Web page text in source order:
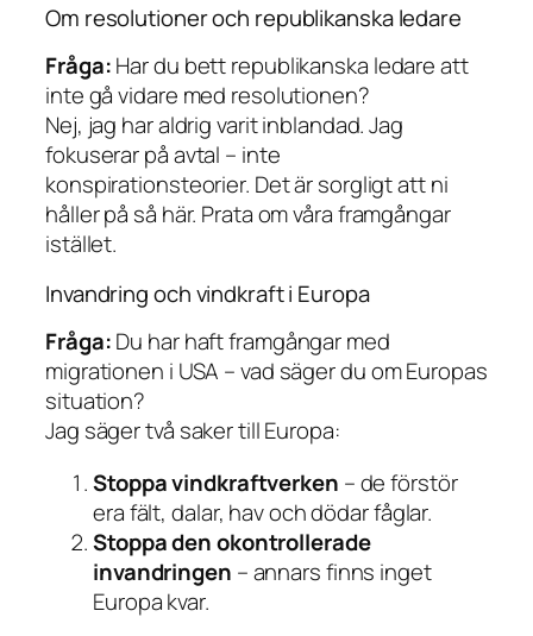
Om resolutioner och republikanska ledare
Fråga:Har du bett republikanska ledare att
inte gå vidare med resolutionen?
Nej, jag har aldrig varit inblandad. Jag
fokuserar på avtal – inte
konspirationsteorier. Det är sorgligt att ni
håller på så här. Prata om våra framgångar
istället.
Invandring och vindkraft i Europa
Fråga:Du har haft framgångar med
migrationen i USA – vad säger du om Europas
situation?
Jag säger två saker till Europa:
Stoppa vindkraftverken – de förstör
era fält, dalar, hav och dödar fåglar.
Stoppa den okontrollerade
invandringen – annars finns inget
Europa kvar.